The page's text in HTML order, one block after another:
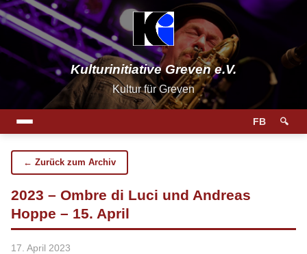
Kulturinitiative Greven e.V.
Kultur für Greven
FB 🔍
← Zurück zum Archiv
2023 – Ombre di Luci und Andreas
Hoppe – 15. April
17. April 2023